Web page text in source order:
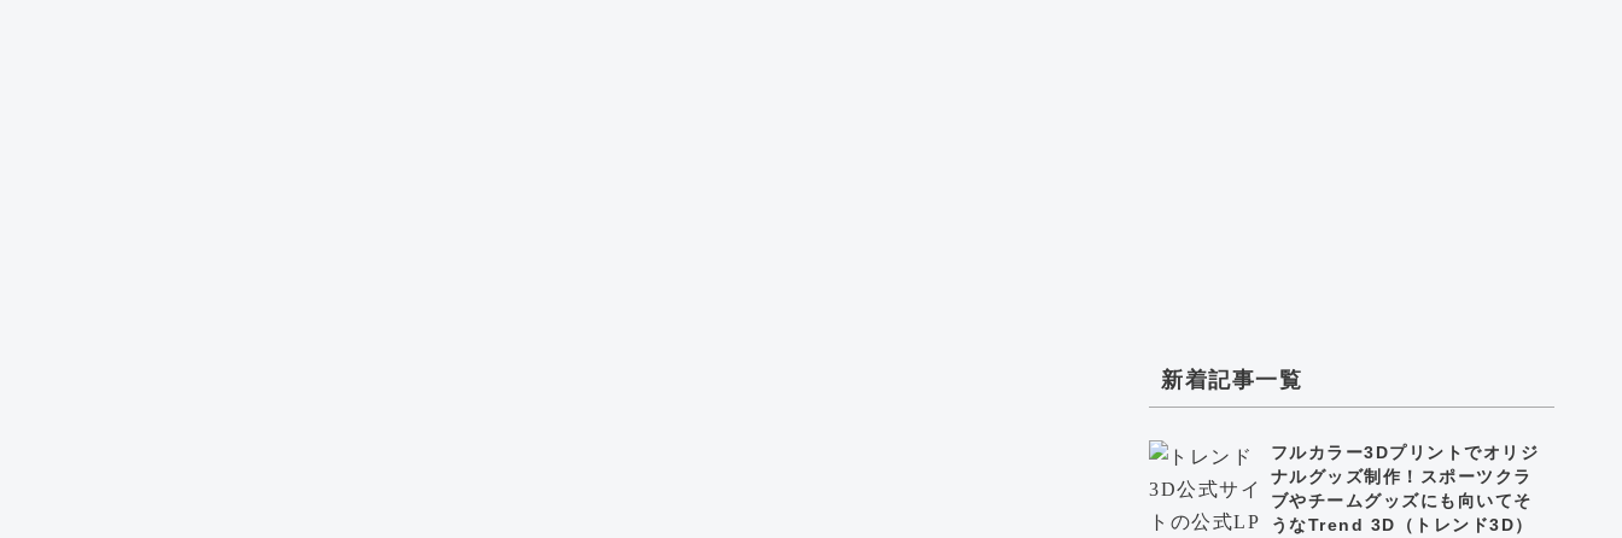
新着記事一覧
フルカラー3Dプリントでオリジ
ナルグッズ制作！スポーツクラ
ブやチームグッズにも向いてそ
うなTrend 3D（トレンド3D）